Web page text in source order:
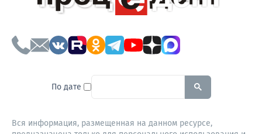
По дате To search this site, enter a
Вся информация, размещенная на данном ресурсе,